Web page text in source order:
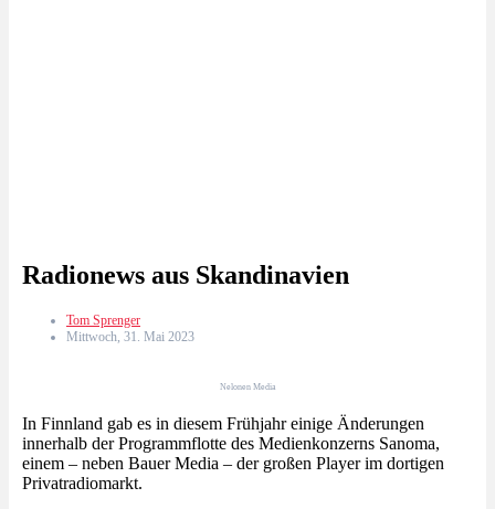
Radionews aus Skandinavien
Tom Sprenger
Mittwoch, 31. Mai 2023
Nelonen Media
In Finnland gab es in diesem Frühjahr einige Änderungen
innerhalb der Programmflotte des Medienkonzerns Sanoma,
einem – neben Bauer Media – der großen Player im dortigen
Privatradiomarkt.